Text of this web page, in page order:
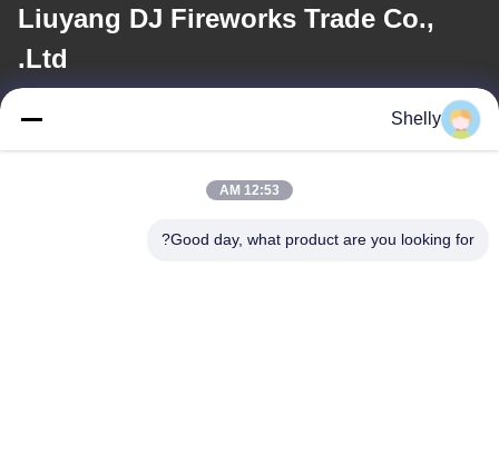
Liuyang DJ Fireworks Trade Co.,
Ltd.
البريد الإلكتروني Shelly
12:53 AM
Good day, what product are you looking for?